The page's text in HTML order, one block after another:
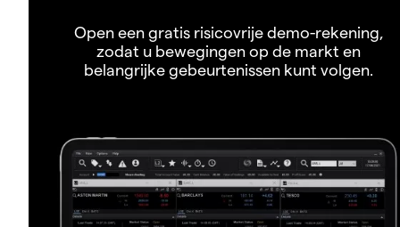
Open een gratis risicovrije demo-rekening,
zodat u bewegingen op de markt en
belangrijke gebeurtenissen kunt volgen.